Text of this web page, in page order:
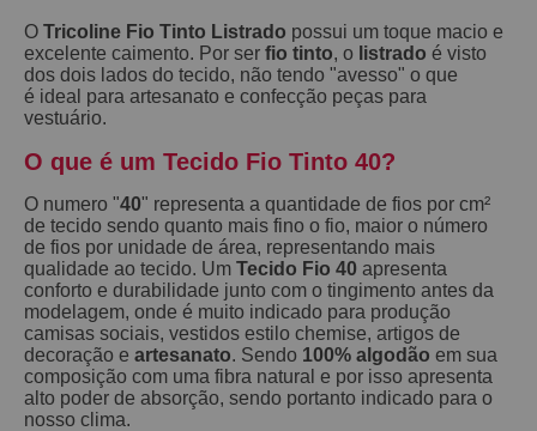
O Tricoline Fio Tinto Listrado possui um toque macio e
excelente caimento. Por ser fio tinto, o listrado é visto
dos dois lados do tecido, não tendo "avesso" o que
é ideal para artesanato e confecção peças para
vestuário.
O que é um Tecido Fio Tinto 40?
O numero "40" representa a quantidade de fios por cm²
de tecido sendo quanto mais fino o fio, maior o número
de fios por unidade de área, representando mais
qualidade ao tecido. Um Tecido Fio 40 apresenta
conforto e durabilidade junto com o tingimento antes da
modelagem, onde é muito indicado para produção
camisas sociais, vestidos estilo chemise, artigos de
decoração e artesanato. Sendo 100% algodão em sua
composição com uma fibra natural e por isso apresenta
alto poder de absorção, sendo portanto indicado para o
nosso clima.